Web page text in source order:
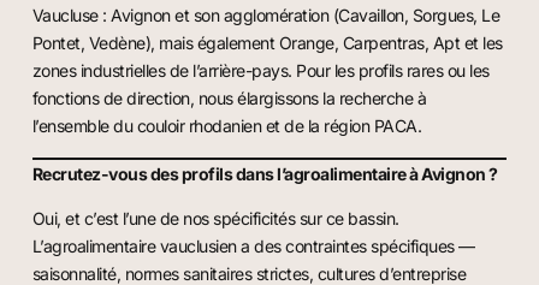
Vaucluse : Avignon et son agglomération (Cavaillon, Sorgues, Le
Pontet, Vedène), mais également Orange, Carpentras, Apt et les
zones industrielles de l’arrière-pays. Pour les profils rares ou les
fonctions de direction, nous élargissons la recherche à
l’ensemble du couloir rhodanien et de la région PACA.
Recrutez-vous des profils dans l’agroalimentaire à Avignon ?
Oui, et c’est l’une de nos spécificités sur ce bassin.
L’agroalimentaire vauclusien a des contraintes spécifiques —
saisonnalité, normes sanitaires strictes, cultures d’entreprise